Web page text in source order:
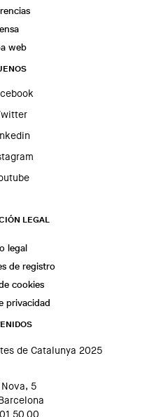
web
LEGAL
legal
de registro
cookies
privacidad
de Catalunya 2025
5
50 00